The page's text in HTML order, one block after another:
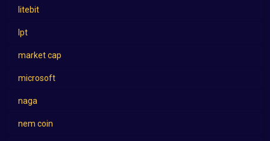
litebit
lpt
market cap
microsoft
naga
nem coin